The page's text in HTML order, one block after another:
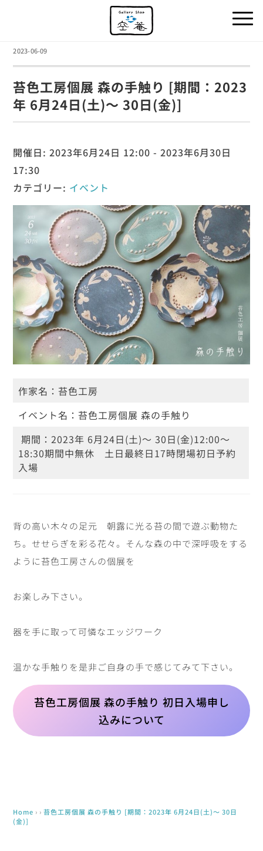
2023-06-09
苔色工房個展 森の手触り [期間：2023
年 6月24日(土)～ 30日(金)]
開催日: 2023年6月24日 12:00 - 2023年6月30日
17:30
カテゴリー: イベント
作家名： 苔色工房
イベント名： 苔色工房個展 森の手触り
期間：2023年 6月24日(土)～ 30日(金)12:00～
18:30期間中無休 土日最終日17時閉場初日予約
入場
背の高い木々の足元 朝露に光る苔の間で遊ぶ動物た
ち。 せせらぎを彩る花々。 そんな森の中で深呼吸をする
ように苔色工房さんの個展を
お楽しみ下さい。
器を手に取って可憐なエッジワーク
温かな手触りを是非ご自身の手で感じてみて下さい。
苔色工房個展 森の手触り 初日入場申し
込みについて
Home › ›苔色工房個展 森の手触り [期間：2023年 6月24日(土)～ 30日
(金)]